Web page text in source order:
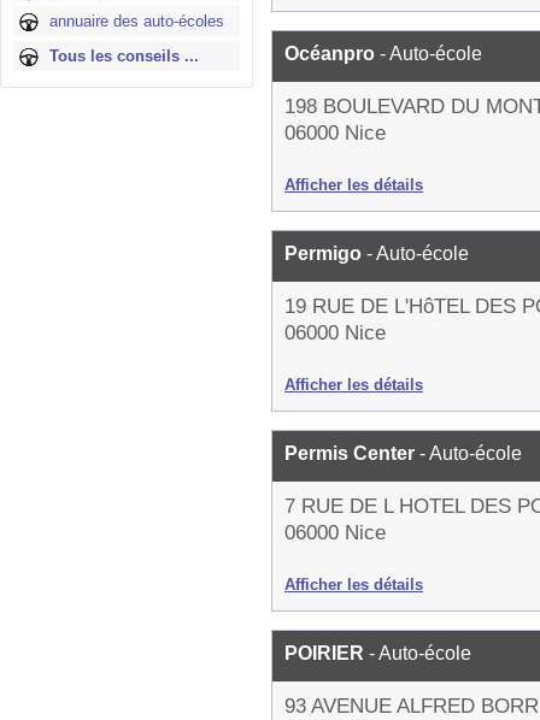
annuaire des auto-écoles
Tous les conseils ...
Océanpro - Auto-école
198 BOULEVARD DU
06000 Nice
Afficher les détails
Permigo - Auto-école
19 RUE DE L'HôTEL DES
06000 Nice
Afficher les détails
Permis Center - Auto-école
7 RUE DE L HOTEL DES
06000 Nice
Afficher les détails
POIRIER - Auto-école
93 AVENUE ALFRED